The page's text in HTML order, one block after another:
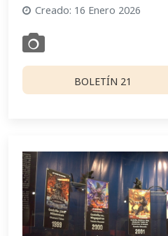
Creado: 16 Enero 2026
BOLETÍN 21